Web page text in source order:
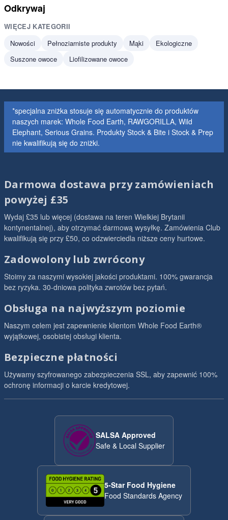
Odkrywaj
WIĘCEJ KATEGORII
Nowości
Pełnoziarniste produkty Mąki
Ekologiczne
Suszone owoce
Liofilizowane owoce
*specjalna zniżka stosuje się automatycznie do produktów
naszych marek: Whole Food Earth, RAWGORILLA, Wild
Elephant, Serious Grains. Produkty Stock & Bite i Stock & Prep
nie kwalifikują się do zniżki.
Darmowa dostawa przy zamówieniach
powyżej £35
Wydaj £35 lub więcej (dostawa na teren Wielkiej Brytanii
kontynentalnej), aby otrzymać darmową wysyłkę. Zamówienia Club
kwalifikują się przy £50, co odzwierciedla niższe ceny hurtowe.
Zadowolony lub zwrócony
Stoimy za naszymi wysokiej jakości produktami. 100% gwarancja
bez ryzyka. 30-dniowa polityka zwrotów bez pytań.
Obsługa na najwyższym poziomie
Naszym celem jest zapewnienie klientom Whole Food Earth®
wyjątkowej, osobistej obsługi klienta.
Bezpieczne płatności
Używamy szyfrowanego zabezpieczenia SSL, aby zapewnić 100%
ochronę informacji o karcie kredytowej.
SALSA Approved
Safe & Local Supplier
5-Star Food Hygiene
Food Standards Agency